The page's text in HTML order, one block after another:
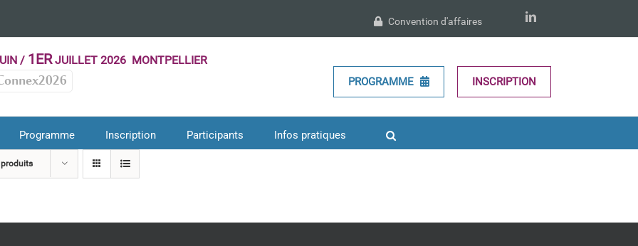
LinkedIn
Convention d'affaires
/ 1ERJUILLET 2026 MONTPELLIER
PROGRAMME INSCRIPTION
Programme Inscription Participants Infos pratiques